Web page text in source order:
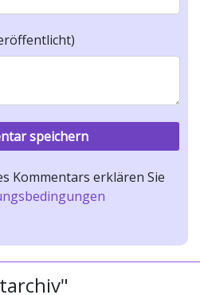
Kommentars erklären Sie